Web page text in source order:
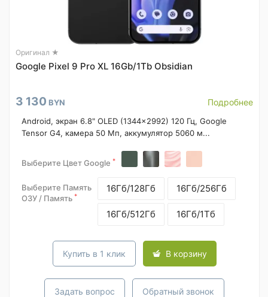
Оригинал ★
Google Pixel 9 Pro XL 16Gb/1Tb Obsidian
3 130 BYN Подробнее
Android, экран 6.8" OLED (1344x2992) 120 Гц, Google
Tensor G4, камера 50 Мп, аккумулятор 5060 м...
Выберите Цвет Google *
Выберите Память
ОЗУ / Память *
16Гб/128Гб 16Гб/256Гб
16Гб/512Гб 16Гб/1Тб
Купить в 1 клик В корзину
Задать вопрос Обратный звонок